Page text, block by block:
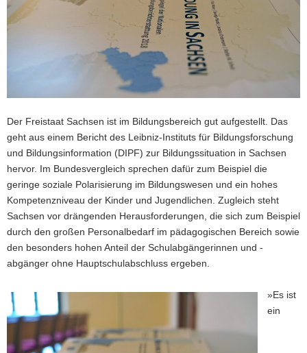
a
o
n
Der Freistaat Sachsen ist im Bildungsbereich gut aufgestellt. Das
geht aus einem Bericht des Leibniz-Instituts für Bildungsforschung
und Bildungsinformation (DIPF) zur Bildungssituation in Sachsen
hervor. Im Bundesvergleich sprechen dafür zum Beispiel die
geringe soziale Polarisierung im Bildungswesen und ein hohes
Kompetenzniveau der Kinder und Jugendlichen. Zugleich steht
Sachsen vor drängenden Herausforderungen, die sich zum Beispiel
durch den großen Personalbedarf im pädagogischen Bereich sowie
den besonders hohen Anteil der Schulabgängerinnen und -
abgänger ohne Hauptschulabschluss ergeben.
»Es ist
ein